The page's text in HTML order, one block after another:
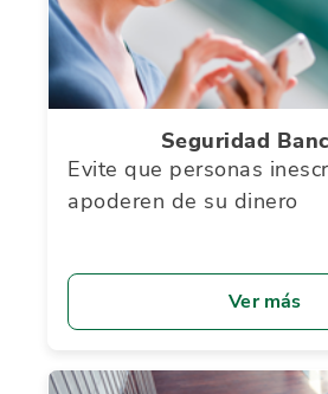
Seguridad
Evite que personas
apoderen de su dinero
Ver más